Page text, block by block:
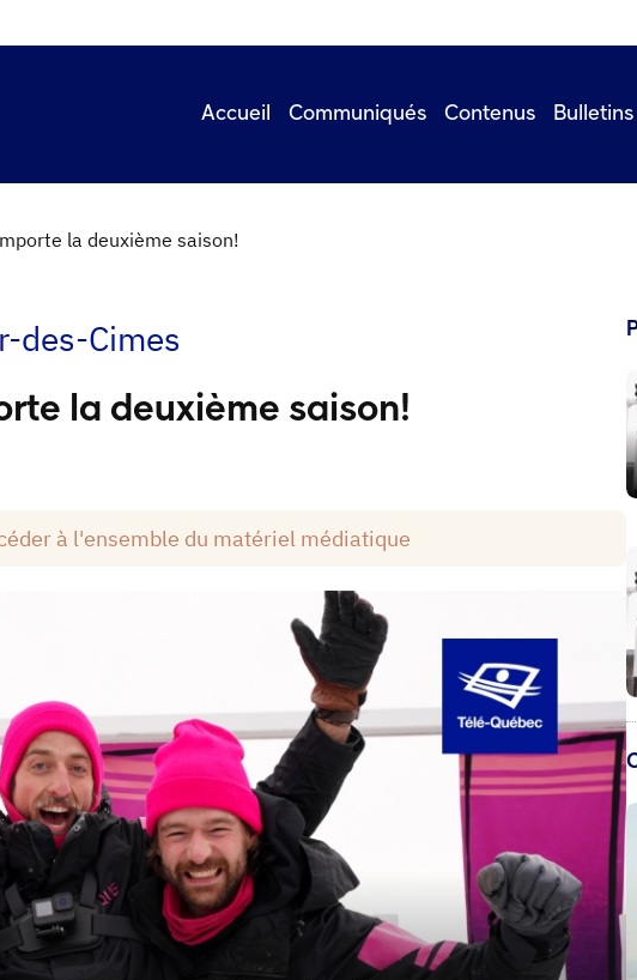
Accueil Communiqués Contenus Bulletins
la deuxième saison!
des-Cimes
la deuxième saison!
à l'ensemble du matériel médiatique